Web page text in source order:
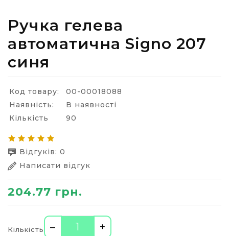
Ручка гелева
автоматична Signo 207
синя
Код товару:
00-00018088
Наявність:
В наявності
Кількість
90
Відгуків: 0
Написати відгук
204.77 грн.
Кількість – +